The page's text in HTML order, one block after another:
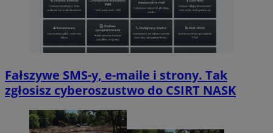
Fałszywe SMS-y, e-maile i strony. Tak
zgłosisz cyberoszustwo do CSIRT NASK